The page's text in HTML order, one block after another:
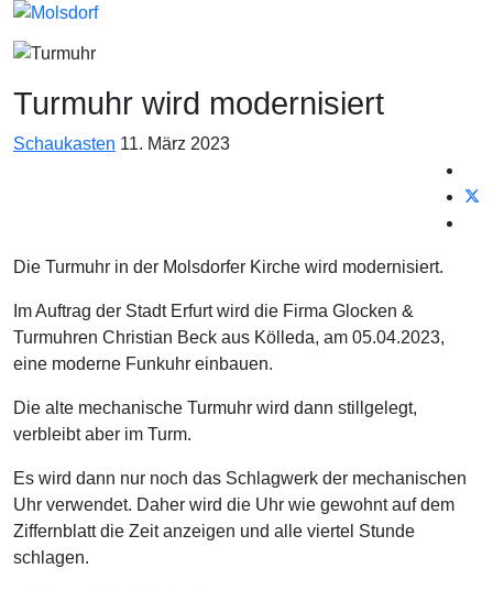
Turmuhr wird modernisiert
Schaukasten 11. März 2023
Die Turmuhr in der Molsdorfer Kirche wird modernisiert.
Im Auftrag der Stadt Erfurt wird die Firma Glocken &
Turmuhren Christian Beck aus Kölleda, am 05.04.2023,
eine moderne Funkuhr einbauen.
Die alte mechanische Turmuhr wird dann stillgelegt,
verbleibt aber im Turm.
Es wird dann nur noch das Schlagwerk der mechanischen
Uhr verwendet. Daher wird die Uhr wie gewohnt auf dem
Ziffernblatt die Zeit anzeigen und alle viertel Stunde
schlagen.